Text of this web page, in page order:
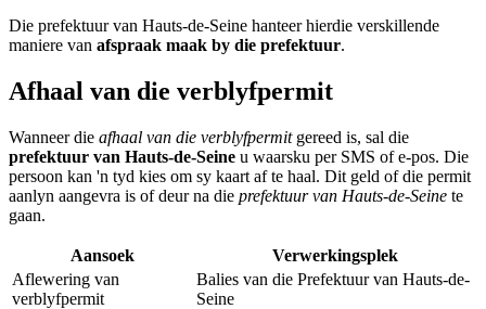
Die prefektuur van Hauts-de-Seine hanteer hierdie verskillende
maniere van afspraak maak by die prefektuur.
Afhaal van die verblyfpermit
Wanneer die afhaal van die verblyfpermitgereed is, sal die
prefektuur van Hauts-de-Seine u waarsku per SMS of e-pos. Die
persoon kan 'n tyd kies om sy kaart af te haal. Dit geld of die permit
aanlyn aangevra is of deur na die prefektuur van Hauts-de-Seine te
gaan.
Aansoek
Verwerkingsplek
Aflewering van
verblyfpermit
Balies van die Prefektuur van Hauts-de-
Seine